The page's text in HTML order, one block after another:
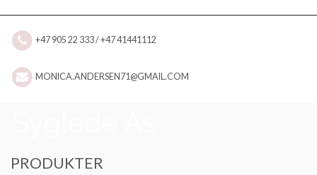
+47 905 22 333 / +47 41441112
MONICA.ANDERSEN71@GMAIL.COM
PRODUKTER